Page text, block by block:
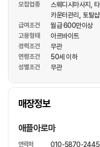
모집업종 스웨디시마사지
카운터관리
토탈
급여조건 월급 600만이상
고용형태 아르바이트
경력조건 무관
연령조건 50세 이하
성별조건 무관
매장정보
상호명
애플아로마
연락처 010-5870-2445